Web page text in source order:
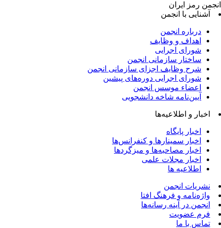
رمز ایران
آشنایی با انجمن
درباره انجمن
اهداف و وظایف
شورای اجرایی
ساختار سازمانی انجمن
شرح وظایف اجزای سازمانی انجمن
شورای اجرایی دوره‌های پیشین
اعضاء موسس انجمن
آیین‌نامه شاخه دانشجویی
اخبار و اطلاعیه‌ها
اخبار پایگاه
اخبار سمینارها و کنفرانس‌ها
اخبار مصاحبه‌ها و میزگردها
اخبار مجلات علمی
اطلاعیه ها
نشریات انجمن
واژه‌نامه و فرهنگ افتا
انجمن در آینه رسانه‌ها
فرم عضویت
تماس با ما